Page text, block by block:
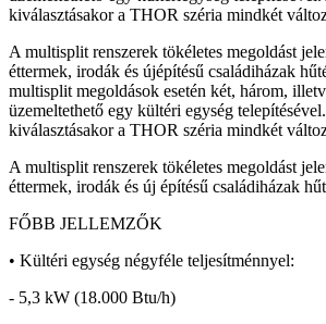
kiválasztásakor a THOR széria mindkét
A multisplit renszerek tökéletes megoldást
éttermek, irodák és újépítésű családiházak
multisplit megoldások esetén két, három,
üzemeltethető egy kültéri egység
kiválasztásakor a THOR széria mindkét
A multisplit renszerek tökéletes megoldást
éttermek, irodák és új építésű családiházak
FŐBB JELLEMZŐK
• Kültéri egység négyféle teljesítménnyel:
- 5,3 kW (18.000 Btu/h)